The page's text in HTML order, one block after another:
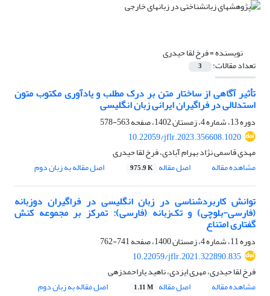
نویسنده =فرخ لقا حیدری
تعداد مقالات: 3
تأثیر آگاهی از ساختار متن بر درک مطلب و یادآوری مکتوب متون
استدلالی در فراگیران ایرانی زبان انگلیسی
دوره 13، شماره 4، زمستان 1402، صفحه
563-578
10.22059/jflr.2023.356608.1020
مهدی قاسمی نژاد بهرام آبادی، فرخ لقا حیدری
مشاهده مقاله
اصل مقاله 975.9 K اصل مقاله به زبان دوم
توانش کاربرد‌شناسی در زبان انگلیسی در فراگیران دو‌زبانه
(فارسی-بلوچی) و تک‌زبانه (فارسی): تمرکز بر مجموعه کنش
گفتاری امتناع
دوره 11، شماره 4، زمستان 1400، صفحه
741-762
10.22059/jflr.2021.322890.835
فرخ لقا حیدری، مهری ایزدی، ناهید یار‌احمد‌زهی
مشاهده مقاله
اصل مقاله 1.11 M اصل مقاله به زبان دوم